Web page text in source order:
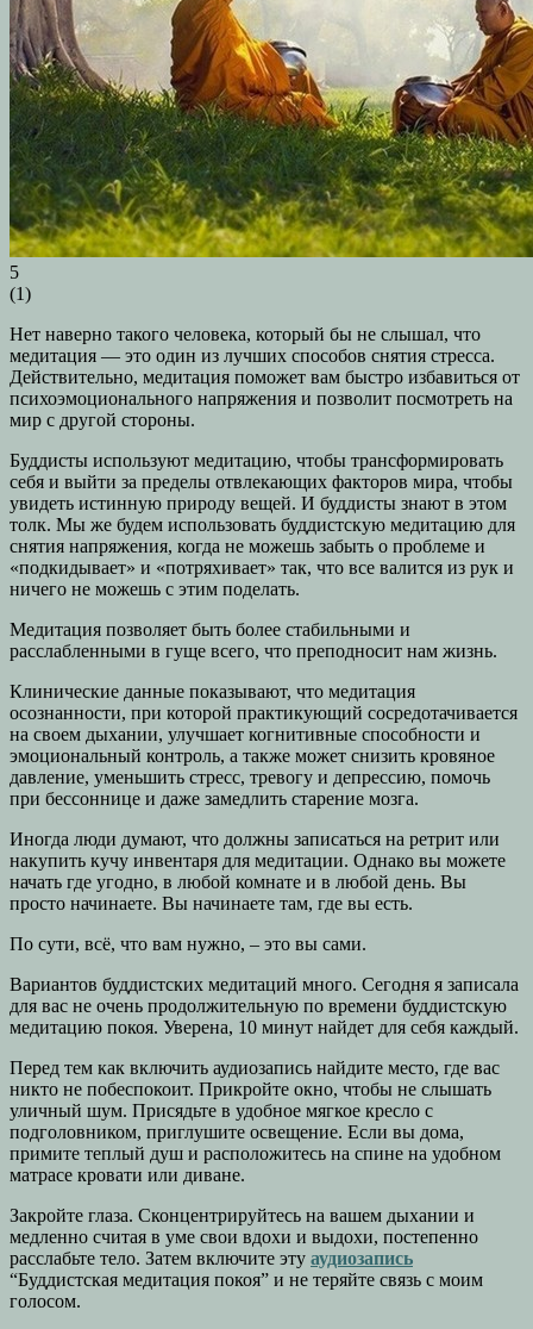
5
(1)
Нет наверно такого человека, который бы не слышал, что
медитация — это один из лучших способов снятия стресса.
Действительно, медитация поможет вам быстро избавиться от
психоэмоционального напряжения и позволит посмотреть на
мир с другой стороны.
Буддисты используют медитацию, чтобы трансформировать
себя и выйти за пределы отвлекающих факторов мира, чтобы
увидеть истинную природу вещей. И буддисты знают в этом
толк. Мы же будем использовать буддистскую медитацию для
снятия напряжения, когда не можешь забыть о проблеме и
«подкидывает» и «потряхивает» так, что все валится из рук и
ничего не можешь с этим поделать.
Медитация позволяет быть более стабильными и
расслабленными в гуще всего, что преподносит нам жизнь.
Клинические данные показывают, что медитация
осознанности, при которой практикующий сосредотачивается
на своем дыхании, улучшает когнитивные способности и
эмоциональный контроль, а также может снизить кровяное
давление, уменьшить стресс, тревогу и депрессию, помочь
при бессоннице и даже замедлить старение мозга.
Иногда люди думают, что должны записаться на ретрит или
накупить кучу инвентаря для медитации. Однако вы можете
начать где угодно, в любой комнате и в любой день. Вы
просто начинаете. Вы начинаете там, где вы есть.
По сути, всё, что вам нужно, – это вы сами.
Вариантов буддистских медитаций много. Сегодня я записала
для вас не очень продолжительную по времени буддистскую
медитацию покоя. Уверена, 10 минут найдет для себя каждый.
Перед тем как включить аудиозапись найдите место, где вас
никто не побеспокоит. Прикройте окно, чтобы не слышать
уличный шум. Присядьте в удобное мягкое кресло с
подголовником, приглушите освещение. Если вы дома,
примите теплый душ и расположитесь на спине на удобном
матрасе кровати или диване.
Закройте глаза. Сконцентрируйтесь на вашем дыхании и
медленно считая в уме свои вдохи и выдохи, постепенно
расслабьте тело. Затем включите эту аудиозапись
“Буддистская медитация покоя” и не теряйте связь с моим
голосом.